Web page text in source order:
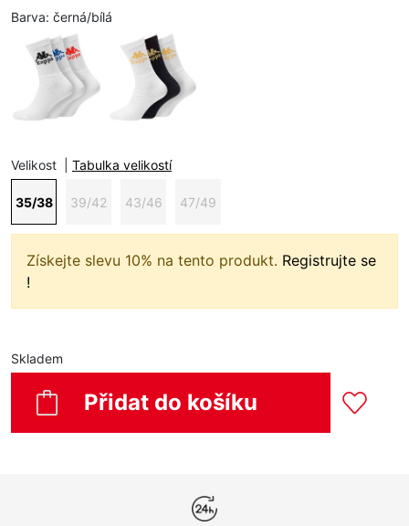
Barva: černá/bílá
Velikost Tabulka velikostí
35/38 39/42 43/46 47/49
Získejte slevu 10% na tento produkt. Registrujte se
!
Skladem
Přidat do košíku